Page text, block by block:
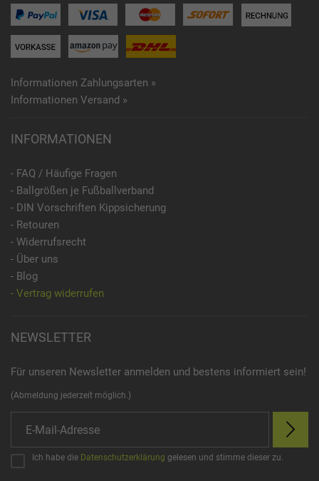
Informationen Zahlungsarten »
Informationen Versand »
INFORMATIONEN
- FAQ / Häufige Fragen
- Ballgrößen je Fußballverband
- DIN Vorschriften Kippsicherung
- Retouren
- Widerrufsrecht
- Über uns
- Blog
- Vertrag widerrufen
NEWSLETTER
Für unseren Newsletter anmelden und bestens informiert sein!
(Abmeldung jederzeit möglich.)
Ich habe die Datenschutzerklärung gelesen und stimme dieser zu.